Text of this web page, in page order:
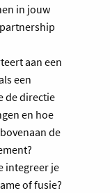
in jouw
aan een
een
de directie
en hoe
de
integreer je
of fusie?